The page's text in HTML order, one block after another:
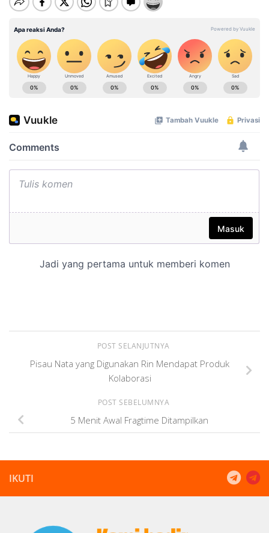
POST SELANJUTNYA
Pisau Nata yang Digunakan Rin Mendapat Produk
Kolaborasi
POST SEBELUMNYA
5 Menit Awal Fragtime Ditampilkan
IKUTI